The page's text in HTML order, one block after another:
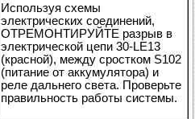
Используя схемы
электрических соединений,
ОТРЕМОНТИРУЙТЕ разрыв в
электрической цепи 30-LE13
(красной), между сростком S102
(питание от аккумулятора) и
реле дальнего света. Проверьте
правильность работы системы.